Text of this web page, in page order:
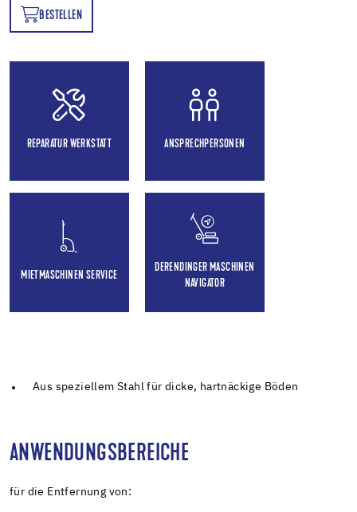
BESTELLEN
REPARATUR WERKSTATT ANSPRECHPERSONEN
MIETMASCHINEN SERVICE
DERENDINGER MASCHINEN
NAVIGATOR
Aus speziellem Stahl für dicke, hartnäckige Böden
ANWENDUNGSBEREICHE
für die Entfernung von: